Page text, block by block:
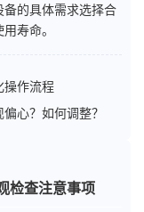
的具体需求选择合
寿命。
操作流程
心？如何调整？
检查注意事项